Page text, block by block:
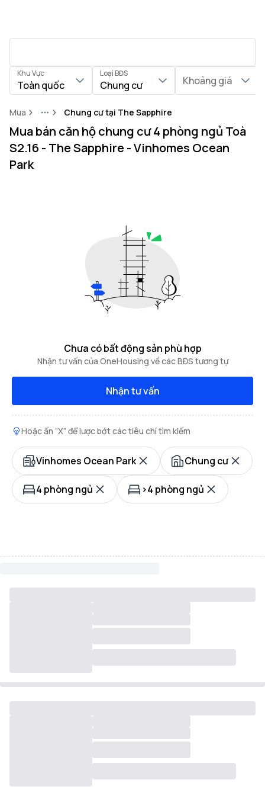
Khu Vực
Toàn quốc
Loại BĐS
Chung cư Khoảng giá
Mua MoreChung cư tại The Sapphire
Mua bán căn hộ chung cư 4 phòng ngủ Toà
S2.16 - The Sapphire - Vinhomes Ocean
Park
Chưa có bất động sản phù hợp
Nhận tư vấn của OneHousing về các BĐS tương tự
Nhận tư vấn
Hoặc ấn “X” để lược bớt các tiêu chí tìm kiếm
Vinhomes Ocean Park Chung cư
4 phòng ngủ >4 phòng ngủ